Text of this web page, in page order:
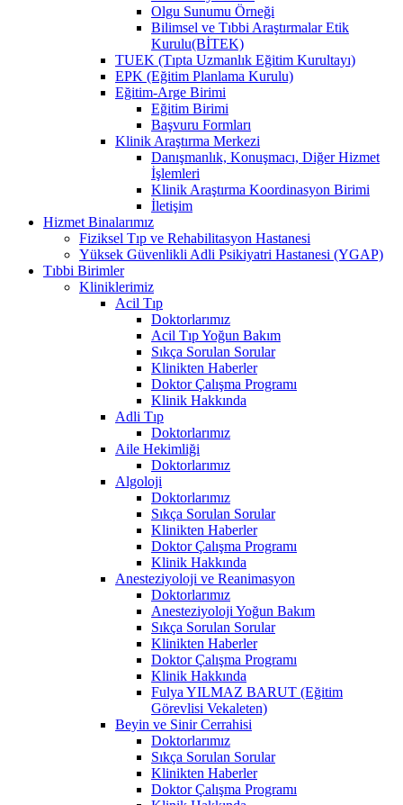
Olgu Sunumu Örneği
Bilimsel ve Tıbbi Araştırmalar Etik
Kurulu(BİTEK)
TUEK (Tıpta Uzmanlık Eğitim Kurultayı)
EPK (Eğitim Planlama Kurulu)
Eğitim-Arge Birimi
Eğitim Birimi
Başvuru Formları
Klinik Araştırma Merkezi
Danışmanlık, Konuşmacı, Diğer Hizmet
İşlemleri
Klinik Araştırma Koordinasyon Birimi
İletişim
Hizmet Binalarımız
Fiziksel Tıp ve Rehabilitasyon Hastanesi
Yüksek Güvenlikli Adli Psikiyatri Hastanesi (YGAP)
Tıbbi Birimler
Kliniklerimiz
Acil Tıp
Doktorlarımız
Acil Tıp Yoğun Bakım
Sıkça Sorulan Sorular
Klinikten Haberler
Doktor Çalışma Programı
Klinik Hakkında
Adli Tıp
Doktorlarımız
Aile Hekimliği
Doktorlarımız
Algoloji
Doktorlarımız
Sıkça Sorulan Sorular
Klinikten Haberler
Doktor Çalışma Programı
Klinik Hakkında
Anesteziyoloji ve Reanimasyon
Doktorlarımız
Anesteziyoloji Yoğun Bakım
Sıkça Sorulan Sorular
Klinikten Haberler
Doktor Çalışma Programı
Klinik Hakkında
Fulya YILMAZ BARUT (Eğitim
Görevlisi Vekaleten)
Beyin ve Sinir Cerrahisi
Doktorlarımız
Sıkça Sorulan Sorular
Klinikten Haberler
Doktor Çalışma Programı